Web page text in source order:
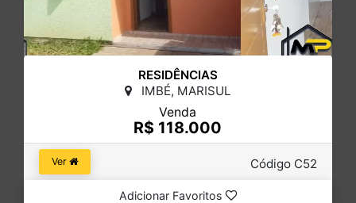
RESIDÊNCIAS
IMBÉ, MARISUL
Venda
R$ 118.000
Ver Código C52
Adicionar Favoritos